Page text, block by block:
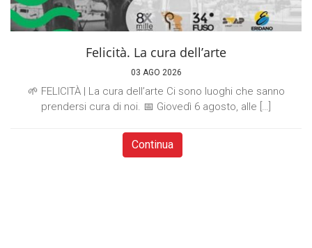
Felicità. La cura dell’arte
03 AGO 2026
🌱 FELICITÀ | La cura dell’arte Ci sono luoghi che sanno
prendersi cura di noi. 📅 Giovedì 6 agosto, alle […]
Continua